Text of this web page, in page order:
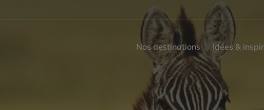
Nos destinations Idées &